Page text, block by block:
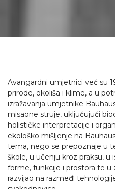
Avangardni umjetnici već su
prirode, okoliša i klime, a u
izražavanja umjetnike
misaone struje, uključujući
holističke interpretacije i
ekološko mišljenje na
tema, nego se prepoznaje u
škole, u učenju kroz praksu, u
forme, funkcije i prostora te u
razvijao na razmeđi